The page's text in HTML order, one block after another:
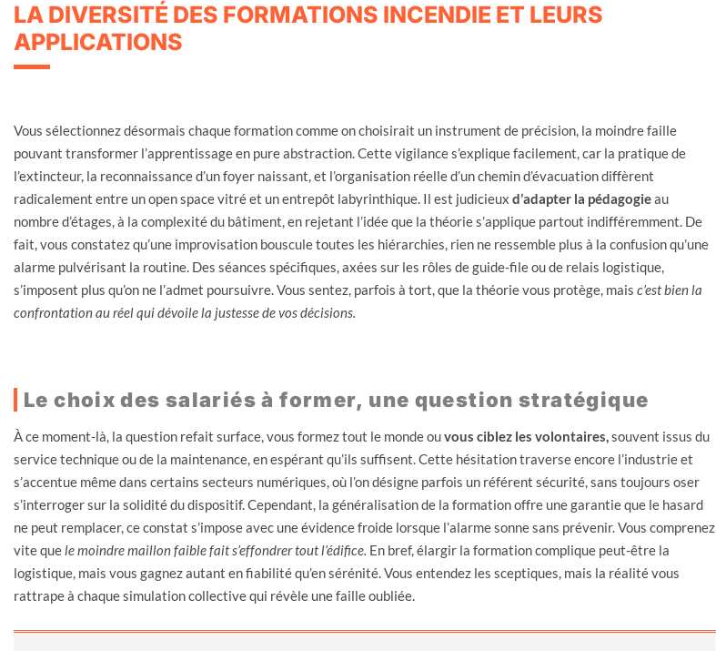
LA DIVERSITÉ DES FORMATIONS INCENDIE ET LEURS
APPLICATIONS
Vous sélectionnez désormais chaque formation comme on choisirait un instrument de précision, la moindre faille
pouvant transformer l’apprentissage en pure abstraction. Cette vigilance s’explique facilement, car la pratique de
l’extincteur, la reconnaissance d’un foyer naissant, et l’organisation réelle d’un chemin d’évacuation diffèrent
radicalement entre un open space vitré et un entrepôt labyrinthique. Il est judicieux d’adapter la pédagogieau
nombre d’étages, à la complexité du bâtiment, en rejetant l’idée que la théorie s’applique partout indifféremment. De
fait, vous constatez qu’une improvisation bouscule toutes les hiérarchies, rien ne ressemble plus à la confusion qu’une
alarme pulvérisant la routine. Des séances spécifiques, axées sur les rôles de guide-file ou de relais logistique,
s’imposent plus qu’on ne l’admet poursuivre. Vous sentez, parfois à tort, que la théorie vous protège, mais c’est bien la
confrontation au réel qui dévoile la justesse de vos décisions.
Le choix des salariés à former, une question stratégique
À ce moment-là, la question refait surface, vous formez tout le monde ouvous ciblez les volontaires,souvent issus du
service technique ou de la maintenance, en espérant qu’ils suffisent. Cette hésitation traverse encore l’industrie et
s’accentue même dans certains secteurs numériques, où l’on désigne parfois un référent sécurité, sans toujours oser
s’interroger sur la solidité du dispositif. Cependant, la généralisation de la formation offre une garantie que le hasard
ne peut remplacer, ce constat s’impose avec une évidence froide lorsque l’alarme sonne sans prévenir. Vous comprenez
vite quele moindre maillon faible fait s’effondrer tout l’édifice. En bref, élargir la formation complique peut-être la
logistique, mais vous gagnez autant en fiabilité qu’en sérénité. Vous entendez les sceptiques, mais la réalité vous
rattrape à chaque simulation collective qui révèle une faille oubliée.